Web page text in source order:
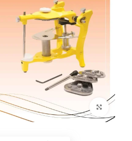
برای بزرگنمایی کلیک کنید